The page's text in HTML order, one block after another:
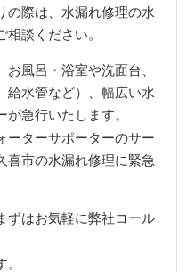
の際は、水漏れ修理の水
談ください。
お風呂・浴室や洗面台、
給水管など）、幅広い水
急行いたします。
ーターサポーターのサー
喜市の水漏れ修理に緊急
ずはお気軽に弊社コール